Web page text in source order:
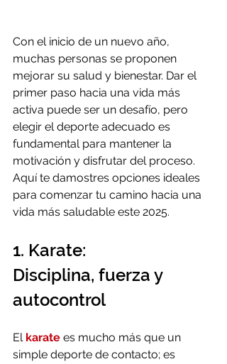
Con el inicio de un nuevo año,
muchas personas se proponen
mejorar su salud y bienestar. Dar el
primer paso hacia una vida más
activa puede ser un desafío, pero
elegir el deporte adecuado es
fundamental para mantener la
motivación y disfrutar del proceso.
Aquí te damostres opciones ideales
para comenzar tu camino hacia una
vida más saludable este 2025.
1. Karate:
Disciplina, fuerza y
autocontrol
El karate es mucho más que un
simple deporte de contacto; es